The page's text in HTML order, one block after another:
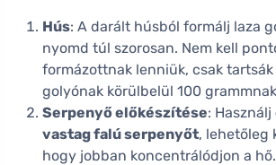
Hús: A darált húsból formálj laza
nyomd túl szorosan. Nem kell
formázottnak lenniük, csak
golyónak körülbelül 100
Serpenyő előkészítése: Használj
vastag falú serpenyőt, lehetőleg
hogy jobban koncentrálódjon a